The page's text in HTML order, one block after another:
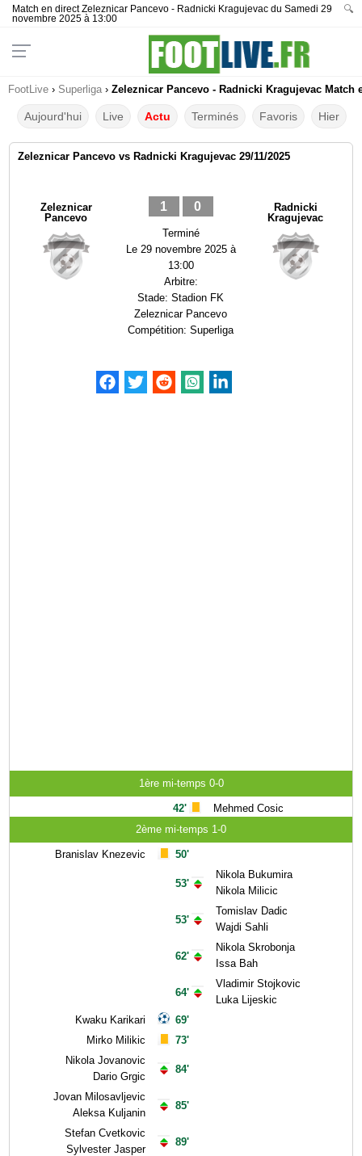
Match en direct Zeleznicar Pancevo - Radnicki Kragujevac du Samedi 29
novembre 2025 à 13:00
🔍
FootLive › Superliga › Zeleznicar Pancevo - Radnicki Kragujevac Match
Aujourd'hui Live Actu Terminés Favoris Hier
Zeleznicar Pancevo vs Radnicki Kragujevac 29/11/2025
Zeleznicar
Pancevo
1 0
Terminé
Le 29 novembre 2025 à
13:00
Arbitre:
Stade:Stadion FK
Zeleznicar Pancevo
Compétition:Superliga
Radnicki
Kragujevac
1ère mi-temps 0-0
42'
Mehmed Cosic
2ème mi-temps 1-0
Branislav Knezevic
Kwaku Karikari
Mirko Milikic
Nikola Jovanovic
Dario Grgic
Jovan Milosavljevic
Aleksa Kuljanin
Stefan Cvetkovic
Sylvester Jasper
50'
53'
53'
62'
64'
69'
73'
84'
85'
89'
Nikola Bukumira
Nikola Milicic
Tomislav Dadic
Wajdi Sahli
Nikola Skrobonja
Issa Bah
Vladimir Stojkovic
Luka Lijeskic